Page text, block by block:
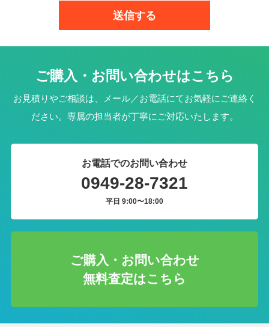
ご購入・お問い合わせはこちら
お見積りやご相談は、メール／お電話にてお気軽にご連絡く
ださい。専属の担当者が丁寧にご対応いたします。
お電話でのお問い合わせ
0949-28-7321
平日 9:00〜18:00
ご購入・お問い合わせ
無料査定はこちら